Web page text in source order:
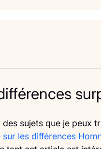
sur les différences